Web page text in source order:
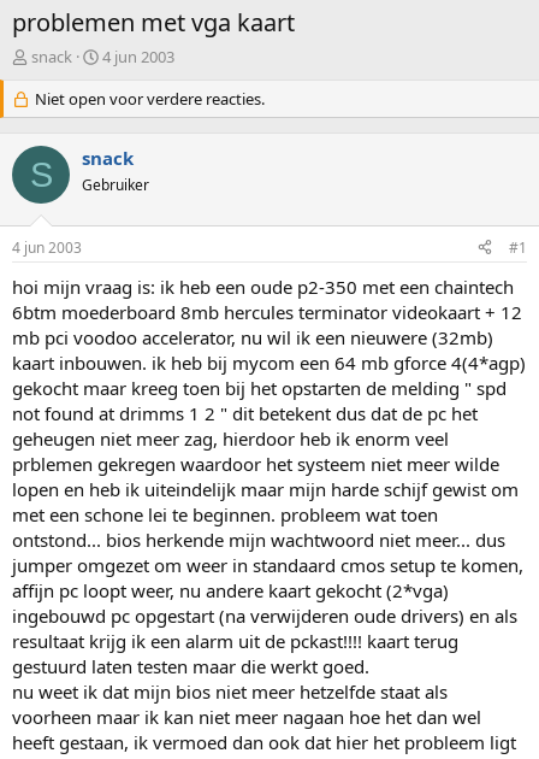
problemen met vga kaart
O
d
e
r
w
e
r
p
s
a
r
t
e
r
snack
S
a
r
d
a
u
4 jun 2003
Niet open voor verdere reacties.
S snack
Gebruiker
4 jun 2003 #1
hoi mijn vraag is: ik heb een oude p2-350 met een chaintech
6btm moederboard 8mb hercules terminator videokaart + 12
mb pci voodoo accelerator, nu wil ik een nieuwere (32mb)
kaart inbouwen. ik heb bij mycom een 64 mb gforce 4(4*agp)
gekocht maar kreeg toen bij het opstarten de melding " spd
not found at drimms 1 2 " dit betekent dus dat de pc het
geheugen niet meer zag, hierdoor heb ik enorm veel
prblemen gekregen waardoor het systeem niet meer wilde
lopen en heb ik uiteindelijk maar mijn harde schijf gewist om
met een schone lei te beginnen. probleem wat toen
ontstond... bios herkende mijn wachtwoord niet meer... dus
jumper omgezet om weer in standaard cmos setup te komen,
affijn pc loopt weer, nu andere kaart gekocht (2*vga)
ingebouwd pc opgestart (na verwijderen oude drivers) en als
resultaat krijg ik een alarm uit de pckast!!!! kaart terug
gestuurd laten testen maar die werkt goed.
nu weet ik dat mijn bios niet meer hetzelfde staat als
voorheen maar ik kan niet meer nagaan hoe het dan wel
heeft gestaan, ik vermoed dan ook dat hier het probleem ligt